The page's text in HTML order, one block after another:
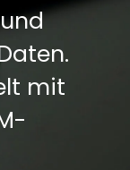
mit
mit